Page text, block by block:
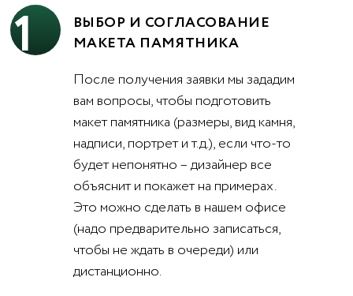
1
ВЫБОР И СОГЛАСОВАНИЕ
МАКЕТА ПАМЯТНИКА
После получения заявки мы зададим
вам вопросы, чтобы подготовить
макет памятника (размеры, вид камня,
надписи, портрет и т.д.), если что-то
будет непонятно – дизайнер все
объяснит и покажет на примерах.
Это можно сделать в нашем офисе
(надо предварительно записаться,
чтобы не ждать в очереди) или
дистанционно.